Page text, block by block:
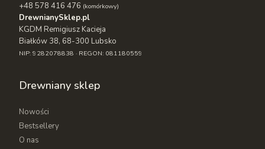
+48 578 416 476 (komórkowy)
DrewnianySklep.pl
KGDM Remigiusz Kacieja
Białków 38, 68-300 Lubsko
NIP: 9282078838 · REGON: 081180559
Drewniany sklep
Nowości
Bestsellery
O nas